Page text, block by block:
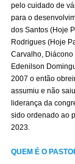
pelo cuidado de
para o
dos Santos (Hoje
Rodrigues (Hoje
Carvalho,
Edenilson
2007 o então
assumiu e não
liderança da
sido ordenado ao
2023.
QUEM É O